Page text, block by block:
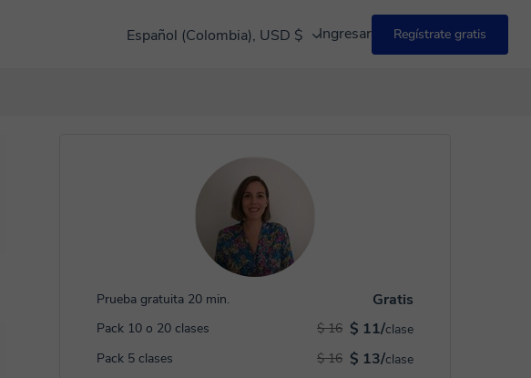
Español (Colombia), USD $ Ingresar Regístrate gratis
Prueba gratuita 20 min. Gratis
Pack 10 o 20 clases $ 11/clase
$ 16
Pack 5 clases
$ 13/clase
$ 16